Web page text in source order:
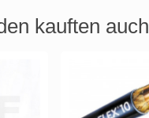
kauften auch